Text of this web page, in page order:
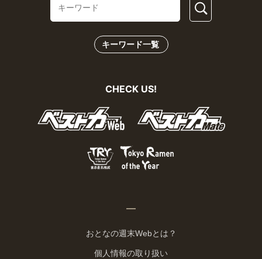
キーワード一覧
CHECK US!
おとなの週末Webとは？
個人情報の取り扱い